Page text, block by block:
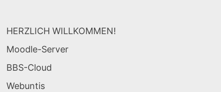
HERZLICH WILLKOMMEN!
Moodle-Server
BBS-Cloud
Webuntis